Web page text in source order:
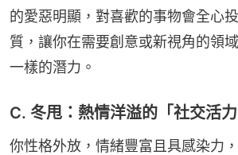
的愛惡明顯，對喜歡的事物會全心
質，讓你在需要創意或新視角的領
一樣的潛力。
C. 冬甩：熱情洋溢的「社交活力
你性格外放，情緒豐富且具感染力